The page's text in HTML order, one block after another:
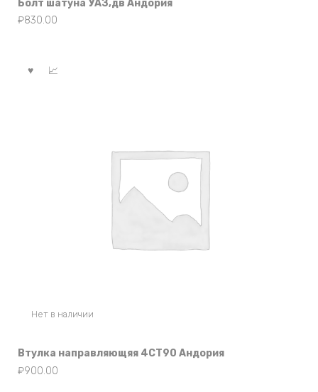
Болт шатуна УАЗ,дв Андория
₽830.00
Нет в наличии
Втулка направляющяя 4СТ90 Андория
₽900.00